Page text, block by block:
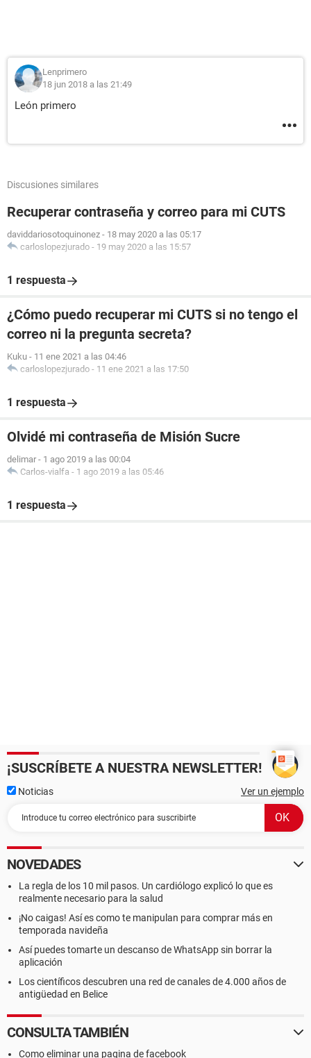
Lenprimero
18 jun 2018 a las 21:49
León primero
Discusiones similares
Recuperar contraseña y correo para mi CUTS
daviddariosotoquinonez - 18 may 2020 a las 05:17
carloslopezjurado - 19 may 2020 a las 15:57
1 respuesta
¿Cómo puedo recuperar mi CUTS si no tengo el
correo ni la pregunta secreta?
Kuku - 11 ene 2021 a las 04:46
carloslopezjurado - 11 ene 2021 a las 17:50
1 respuesta
Olvidé mi contraseña de Misión Sucre
delimar - 1 ago 2019 a las 00:04
Carlos-vialfa - 1 ago 2019 a las 05:46
1 respuesta
¡SUSCRÍBETE A NUESTRA NEWSLETTER!
Noticias Ver un ejemplo
NOVEDADES
La regla de los 10 mil pasos. Un cardiólogo explicó lo que es
realmente necesario para la salud
¡No caigas! Así es como te manipulan para comprar más en
temporada navideña
Así puedes tomarte un descanso de WhatsApp sin borrar la
aplicación
Los científicos descubren una red de canales de 4.000 años de
antigüedad en Belice
CONSULTA TAMBIÉN
Como eliminar una pagina de facebook